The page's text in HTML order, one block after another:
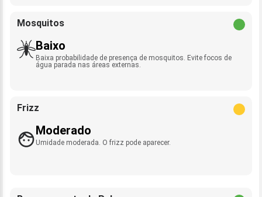
Mosquitos
Baixo
Baixa probabilidade de presença de mosquitos. Evite focos de
água parada nas áreas externas.
Frizz
Moderado
Umidade moderada. O frizz pode aparecer.